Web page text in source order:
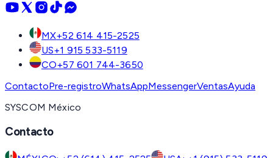
MX+52 614 415-2525
US+1 915 533-5119
CO+57 601 744-3650
ContactoPre-registroWhatsAppMessengerVentasAyuda
SYSCOM México
Contacto